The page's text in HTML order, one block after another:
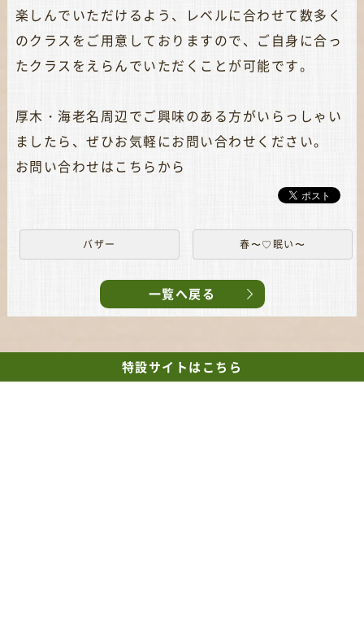
楽しんでいただけるよう、レベルに合わせて数多く
のクラスをご用意しておりますので、ご自身に合っ
たクラスをえらんでいただくことが可能です。
厚木・海老名周辺でご興味のある方がいらっしゃい
ましたら、ぜひお気軽にお問い合わせください。
お問い合わせはこちらから
バザー 春〜♡眠い〜
一覧へ戻る
特設サイトはこちら